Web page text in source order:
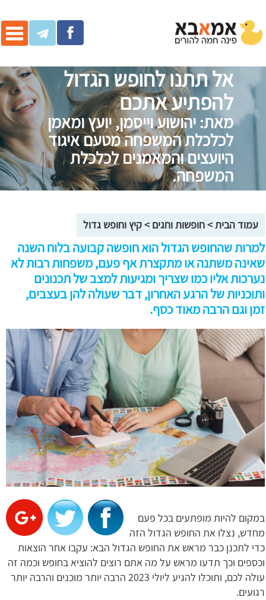
אל תתנו לחופש הגדול
להפתיע אתכם
מאת: יהושוע וייסמן, יועץ ומאמן
לכלכלת המשפחה מטעם איגוד
היועצים והמאמנים לכלכלת
המשפחה.
עמוד הבית>חופשות וחגים >קיץ וחופש גדול
למרות שהחופש הגדול הוא חופשה קבועה בלוח השנה
שאינה משתנה או מתקצרת אף פעם, משפחות רבות לא
נערכות אליו כמו שצריך ומגיעות למצב של תכנונים
ותוכניות של הרגע האחרון, דבר שעולה להן בעצבים,
זמן וגם הרבה מאוד כסף.
במקום להיות מופתעים בכל פעם
מחדש, נצלו את החופש הגדול הזה
כדי לתכנן כבר מראש את החופש הגדול הבא: עקבו אחר הוצאות
וכספים וכך תדעו מראש על מה אתם רוצים להוציא בחופש וכמה זה
עולה לכם, ותוכלו להגיע ליולי 2023 הרבה יותר מוכנים והרבה יותר
רגועים.